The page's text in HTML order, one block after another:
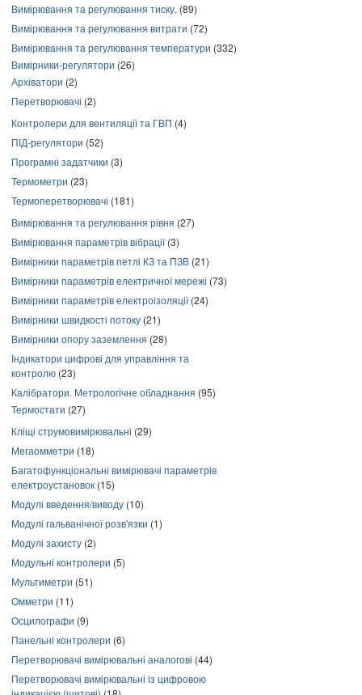
Вимірювання та регулювання тиску. (89)
Вимірювання та регулювання витрати (72)
Вимірювання та регулювання температури (332)
Вимірники-регулятори (26)
Архіватори (2)
Перетворювачі (2)
Контролери для вентиляції та ГВП (4)
ПІД-регулятори (52)
Програмні задатчики (3)
Термометри (23)
Термоперетворювачі (181)
Вимірювання та регулювання рівня (27)
Вимірювання параметрів вібрації(3)
Вимірники параметрів петлі КЗ та ПЗВ (21)
Вимірники параметрів електричної мережі (73)
Вимірники параметрів електроізоляції(24)
Вимірники швидкості потоку (21)
Вимірники опору заземлення (28)
Індикатори цифрові для управління та
контролю (23)
Калібратори. Метрологічне обладнання (95)
Термостати (27)
Кліщі струмовимірювальні (29)
Мегаомметри (18)
Багатофункціональні вимірювачі параметрів
електроустановок (15)
Модулі введення/виводу (10)
Модулі гальванічної розв'язки (1)
Модулі захисту (2)
Модульні контролери (5)
Мультиметри (51)
Омметри (11)
Осцилографи (9)
Панельні контролери (6)
Перетворювачі вимірювальні аналогові (44)
Перетворювачі вимірювальні із цифровою